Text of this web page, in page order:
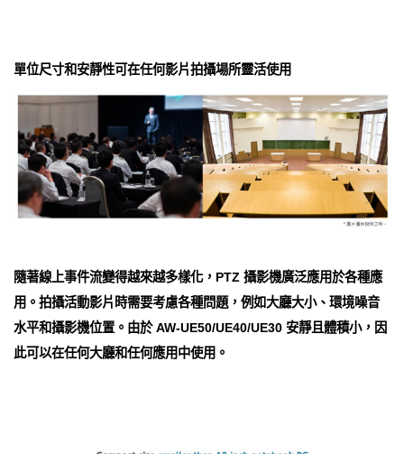
單位尺寸和安靜性可在任何影片拍攝場所靈活使用
隨著線上事件流變得越來越多樣化，PTZ 攝影機廣泛應用於各種應
用。拍攝活動影片時需要考慮各種問題，例如大廳大小、環境噪音
水平和攝影機位置。由於 AW-UE50/UE40/UE30 安靜且體積小，因
此可以在任何大廳和任何應用中使用。